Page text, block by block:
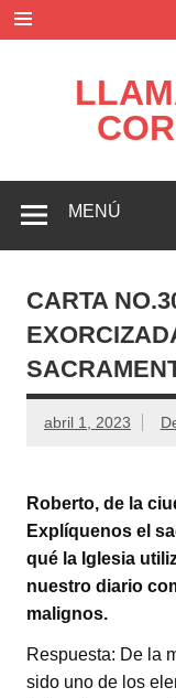
contenido
MENÚ
CARTA
abril 1, 2023
Roberto, de la
Explíquenos el
qué la Iglesia
nuestro diario
malignos.
Respuesta: De la
sido uno de los